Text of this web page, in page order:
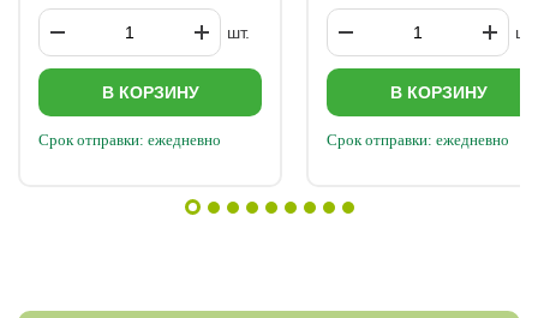
шт.
В КОРЗИНУ
Срок отправки: ежедневно
шт.
В КОРЗИНУ
Срок отправки: ежедневно